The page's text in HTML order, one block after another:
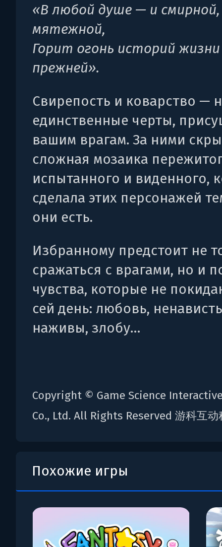
«В любой душе — и
мятежной,
Горит огонь историй жизни
прежней».
Свирепость и коварство —
единственные черты,
вашим врагам. За ними
сложная мозаика
испытанного и виденного,
сделала этих персонажей
они есть.
Избранному предстоит не
сражаться с врагами, но и
чувства, которые не
сей день: любовь,
наживы, злобу…
Copyright © Game Science
Co., Ltd. All Rights Reserved 游科互
Похожие игры